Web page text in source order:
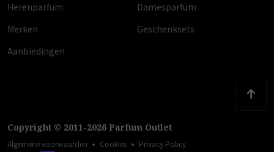
Herenparfum
Damesparfum
Merken
Geschenksets
Aanbiedingen
Copyright © 2011-2026 Parfum Outlet
Algemene voorwaarden Cookies
Privacy Policy